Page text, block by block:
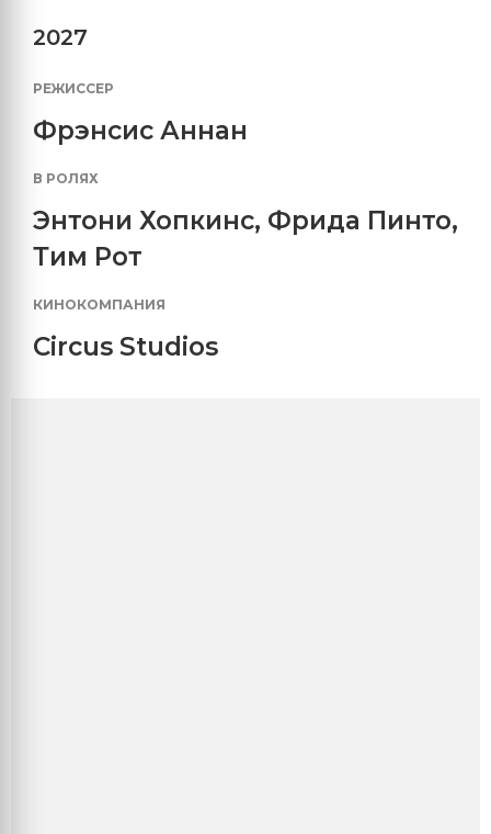
2027
РЕЖИССЕР
Фрэнсис Аннан
В РОЛЯХ
Энтони Хопкинс, Фрида Пинто,
Тим Рот
КИНОКОМПАНИЯ
Circus Studios